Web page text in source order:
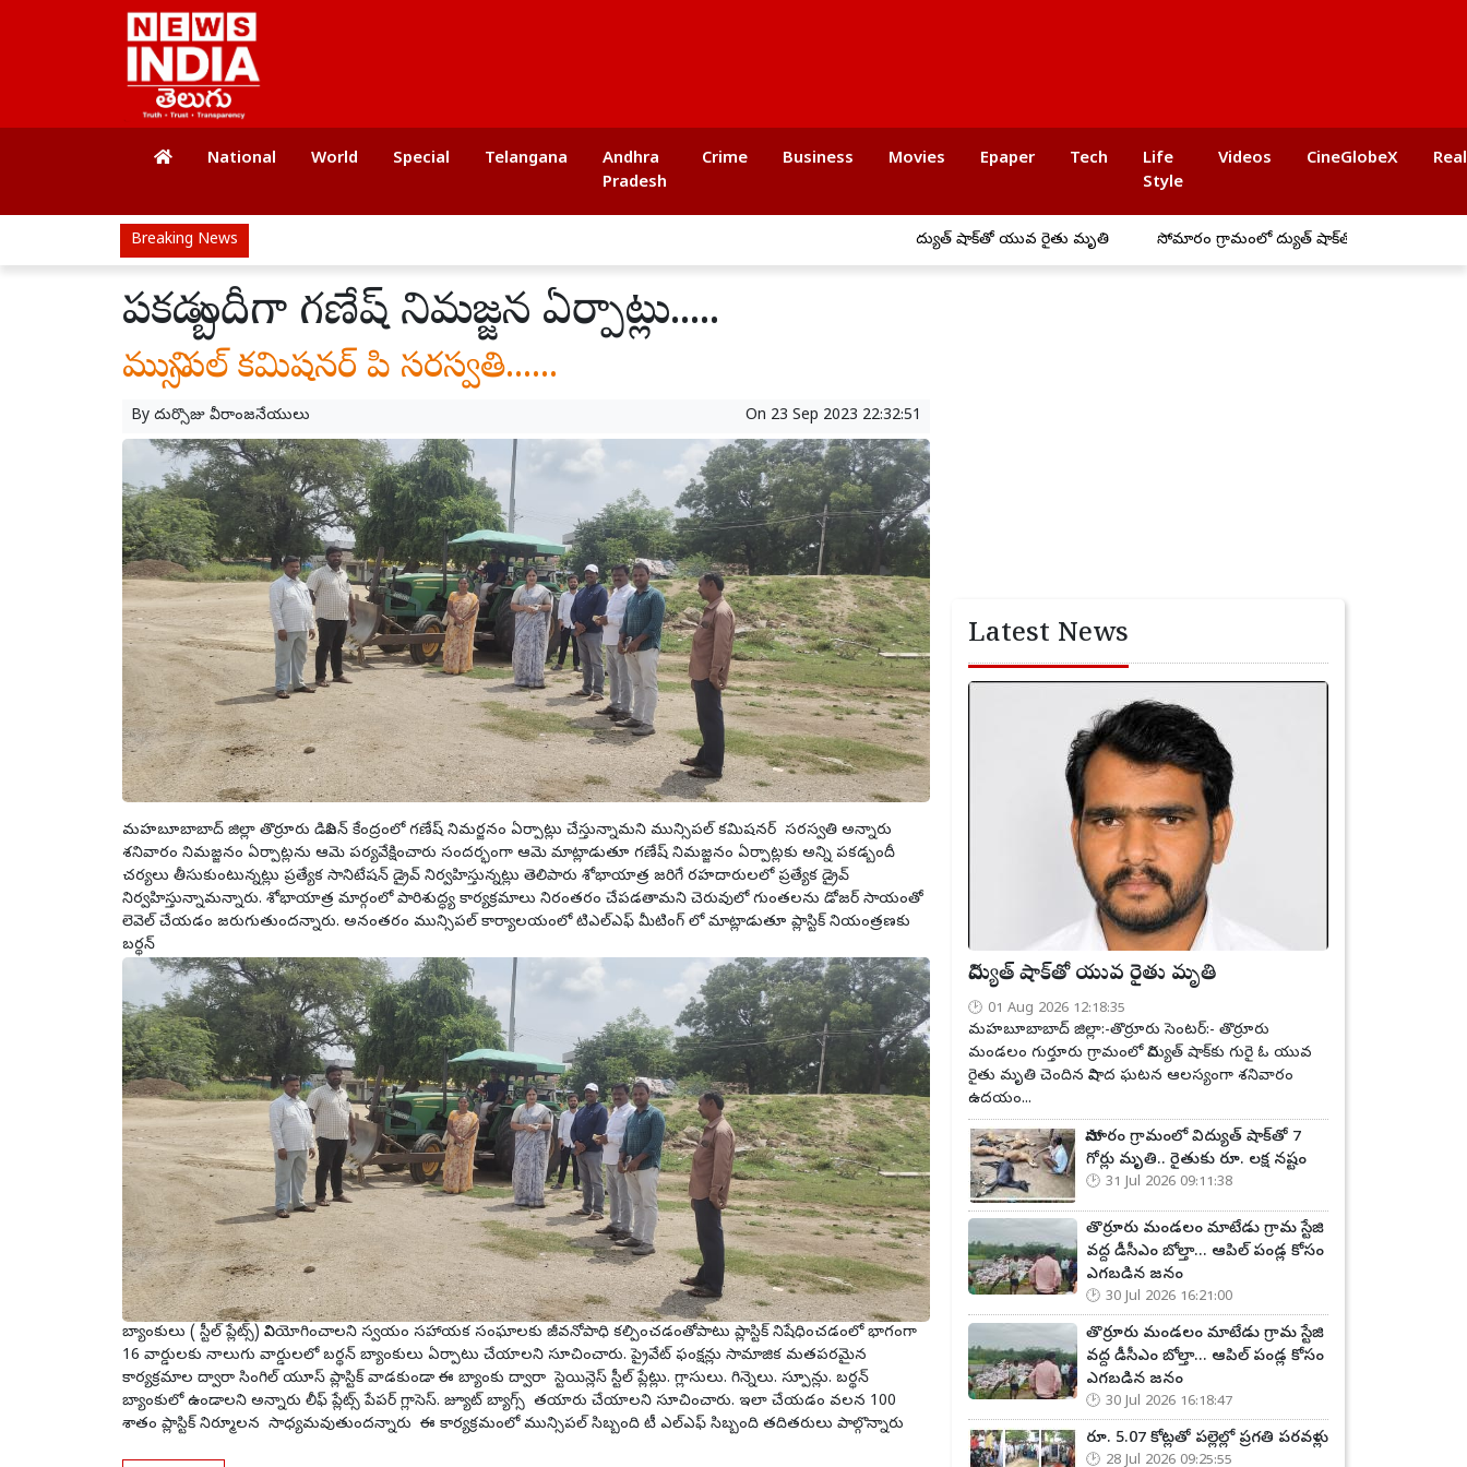
National World Special Telangana
Andhra
Pradesh
Crime Business Movies Epaper Tech
Life
Style
Videos CineGlobeX
Breaking News విద్యుత్ షాక్‌తో యువ రైతు మృతి సోమారం గ్రామంలో విద్యుత్ షాక్‌తో 7 గోర్లు మృతి.. రైతుకు రూ.
పకడ్బందీగా గణేష్ నిమజ్జన ఏర్పాట్లు.....
మున్సిపల్ కమిషనర్ పి సరస్వతి......
By దుర్సొజు వీరాంజనేయులు On 23 Sep 2023 22:32:51
మహబూబాబాద్ జిల్లా తొర్రూరు డివిజన్ కేంద్రంలో గణేష్ నిమర్జనం ఏర్పాట్లు చేస్తున్నామని మున్సిపల్ కమిషనర్ సరస్వతి అన్నారు
శనివారం నిమజ్జనం ఏర్పాట్లను ఆమె పర్యవేక్షించారు సందర్భంగా ఆమె మాట్లాడుతూ గణేష్ నిమజ్జనం ఏర్పాట్లకు అన్ని పకడ్బందీ
చర్యలు తీసుకుంటున్నట్లు ప్రత్యేక సానిటేషన్ డ్రైవ్ నిర్వహిస్తున్నట్లు తెలిపారు శోభాయాత్ర జరిగే రహదారులలో ప్రత్యేక డ్రైవ్
నిర్వహిస్తున్నామన్నారు. శోభాయాత్ర మార్గంలో పారిశుద్ధ్య కార్యక్రమాలు నిరంతరం చేపడతామని చెరువులో గుంతలను డోజర్ సాయంతో
లెవెల్ చేయడం జరుగుతుందన్నారు. అనంతరం మున్సిపల్ కార్యాలయంలో టిఎల్ఎఫ్ మీటింగ్ లో మాట్లాడుతూ ప్లాస్టిక్ నియంత్రణకు
బర్థన్
బ్యాంకులు ( స్టీల్ ప్లేట్స్) వినియోగించాలని స్వయం సహాయక సంఘాలకు జీవనోపాధి కల్పించడంతోపాటు ప్లాస్టిక్ నిషేధించడంలో భాగంగా
16 వార్డులకు నాలుగు వార్డులలో బర్థన్ బ్యాంకులు ఏర్పాటు చేయాలని సూచించారు. ప్రైవేట్ ఫంక్షన్లు సామాజిక మతపరమైన
కార్యక్రమాల ద్వారా సింగిల్ యూస్ ప్లాస్టిక్ వాడకుండా ఈ బ్యాంకు ద్వారా స్టెయిన్లెస్ స్టీల్ ప్లేట్లు. గ్లాసులు. గిన్నెలు. స్పూన్లు. బర్థన్
బ్యాంకులో ఉండాలని అన్నారు లీఫ్ ప్లేట్స్ పేపర్ గ్లాసెస్. జ్యూట్ బ్యాగ్స్ తయారు చేయాలని సూచించారు. ఇలా చేయడం వలన 100
శాతం ప్లాస్టిక్ నిర్మూలన సాధ్యమవుతుందన్నారు ఈ కార్యక్రమంలో మున్సిపల్ సిబ్బంది టీ ఎల్ఎఫ్ సిబ్బంది తదితరులు పాల్గొన్నారు
Latest News
విద్యుత్ షాక్‌తో యువ రైతు మృతి
01 Aug 2026 12:18:35
మహబూబాబాద్ జిల్లా:-తొర్రూరు సెంటర్:- తొర్రూరు
మండలం గుర్తూరు గ్రామంలో విద్యుత్ షాక్‌కు గురై ఓ యువ
రైతు మృతి చెందిన విషాద ఘటన ఆలస్యంగా శనివారం
ఉదయం...
సోమారం గ్రామంలో విద్యుత్ షాక్‌తో 7
గోర్లు మృతి.. రైతుకు రూ. లక్ష నష్టం
31 Jul 2026 09:11:38
తొర్రూరు మండలం మాటేడు గ్రామ స్టేజి
వద్ద డీసీఎం బోల్తా... ఆపిల్ పండ్ల కోసం
ఎగబడిన జనం
30 Jul 2026 16:21:00
తొర్రూరు మండలం మాటేడు గ్రామ స్టేజి
వద్ద డీసీఎం బోల్తా... ఆపిల్ పండ్ల కోసం
ఎగబడిన జనం
30 Jul 2026 16:18:47
రూ. 5.07 కోట్లతో పల్లెల్లో ప్రగతి పరవళ్లు
28 Jul 2026 09:25:55